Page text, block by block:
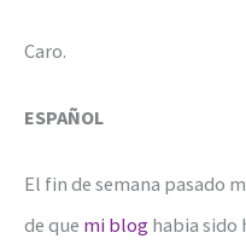
Caro.
ESPAÑOL
El fin de semana pasado
de que mi blog habia sido